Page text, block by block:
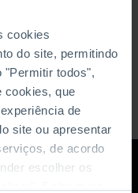
cookies
do site, permitindo
"Permitir todos",
cookies, que
de
site ou apresentar
de acordo
escolher os